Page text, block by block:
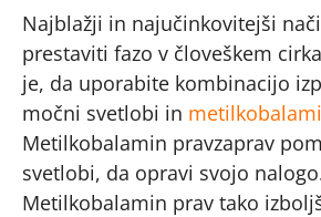
Najblažji in najučinkovitejši
prestaviti fazo v človeškem
je, da uporabite kombinacijo
močni svetlobi in
Metilkobalamin pravzaprav
svetlobi, da opravi svojo
Metilkobalamin prav tako